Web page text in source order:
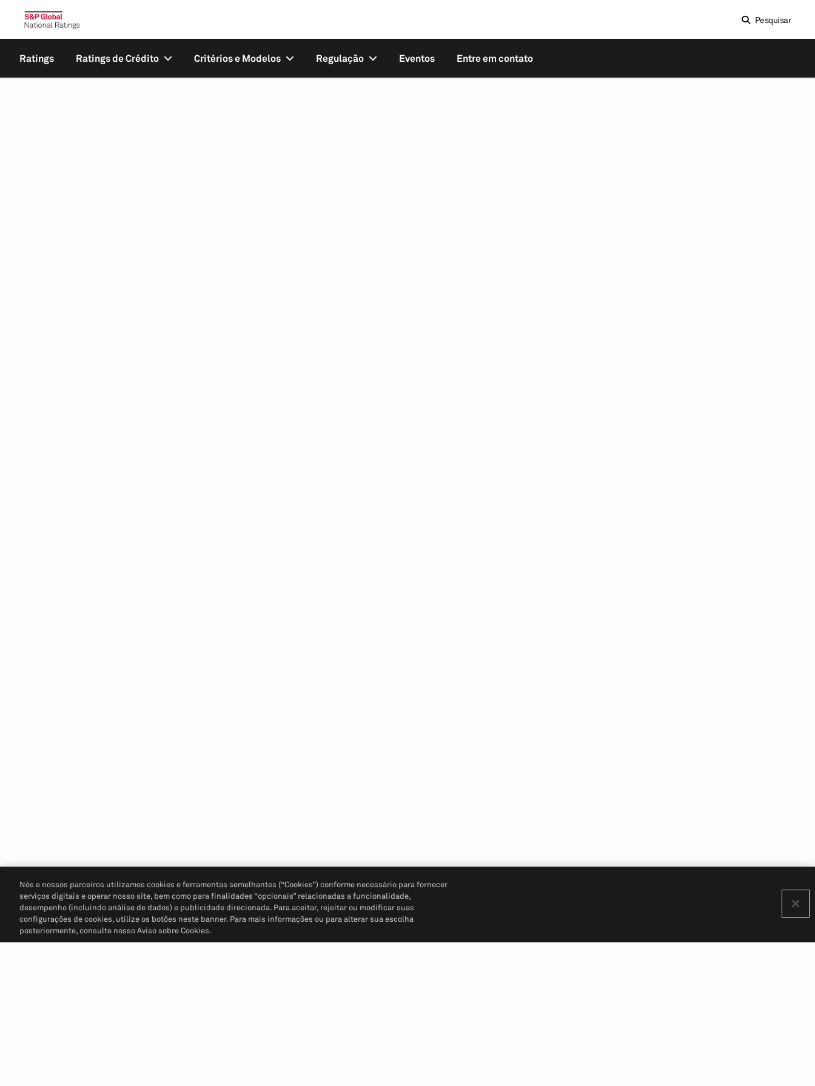
Pesquisar
Ratings Ratings de Crédito Critérios e Modelos Regulação Eventos Entre em contato
Nós e nossos parceiros utilizamos cookies e ferramentas semelhantes (“Cookies”) conforme necessário para fornecer
serviços digitais e operar nosso site, bem como para finalidades “opcionais” relacionadas a funcionalidade,
desempenho (incluindo análise de dados) e publicidade direcionada. Para aceitar, rejeitar ou modificar suas
configurações de cookies, utilize os botões neste banner. Para mais informações ou para alterar sua escolha
posteriormente, consulte nosso Aviso sobre Cookies.